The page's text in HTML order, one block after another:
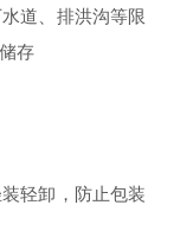
道、排洪沟等限
存
轻卸，防止包装